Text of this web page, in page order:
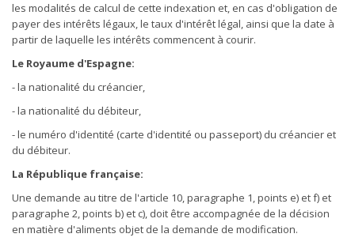
les modalités de calcul de cette indexation et, en cas d'obligation de
payer des intérêts légaux, le taux d'intérêt légal, ainsi que la date à
partir de laquelle les intérêts commencent à courir.
Le Royaume d'Espagne:
- la nationalité du créancier,
- la nationalité du débiteur,
- le numéro d'identité (carte d'identité ou passeport) du créancier et
du débiteur.
La République française:
Une demande au titre de l'article 10, paragraphe 1, points e) et f) et
paragraphe 2, points b) et c), doit être accompagnée de la décision
en matière d'aliments objet de la demande de modification.